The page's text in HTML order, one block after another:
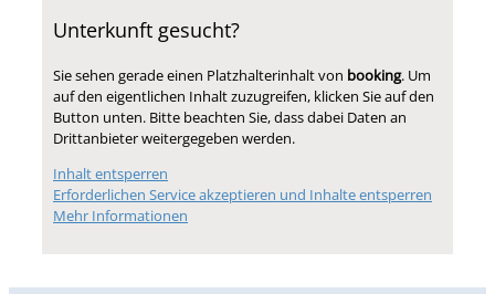
Unterkunft gesucht?
Sie sehen gerade einen Platzhalterinhalt von booking. Um
auf den eigentlichen Inhalt zuzugreifen, klicken Sie auf den
Button unten. Bitte beachten Sie, dass dabei Daten an
Drittanbieter weitergegeben werden.
Inhalt entsperren
Erforderlichen Service akzeptieren und Inhalte entsperren
Mehr Informationen